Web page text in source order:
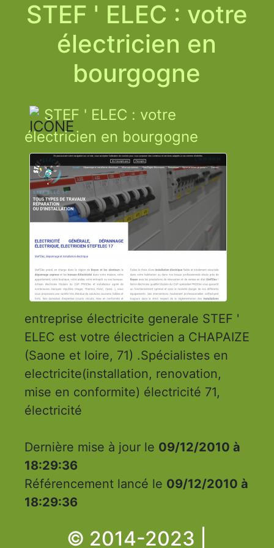
STEF ' ELEC : votre
électricien en
bourgogne
STEF ' ELEC : votre
électricien en bourgogne
entreprise électricite generale STEF '
ELEC est votre électricien a CHAPAIZE
(Saone et loire, 71) .Spécialistes en
electricite(installation, renovation,
mise en conformite) électricité 71,
électricité
Dernière mise à jour le 09/12/2010 à
18:29:36
Référencement lancé le 09/12/2010 à
18:29:36
© 2014-2023 |